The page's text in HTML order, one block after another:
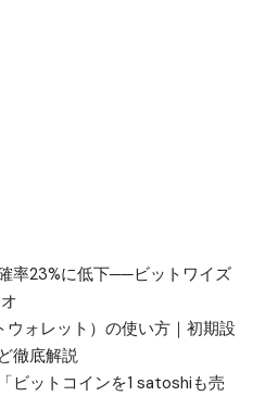
率23%に低下──ビットワイズ
ォレット）の使い方｜初期設
徹底解説
ビットコインを1 satoshiも売